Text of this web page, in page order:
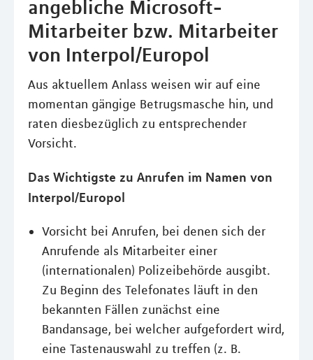
angebliche Microsoft-
Mitarbeiter bzw. Mitarbeiter
von Interpol/Europol
Aus aktuellem Anlass weisen wir auf eine
momentan gängige Betrugsmasche hin, und
raten diesbezüglich zu entsprechender
Vorsicht.
Das Wichtigste zu Anrufen im Namen von
Interpol/Europol
Vorsicht bei Anrufen, bei denen sich der
Anrufende als Mitarbeiter einer
(internationalen) Polizeibehörde ausgibt.
Zu Beginn des Telefonates läuft in den
bekannten Fällen zunächst eine
Bandansage, bei welcher aufgefordert wird,
eine Tastenauswahl zu treffen (z. B.